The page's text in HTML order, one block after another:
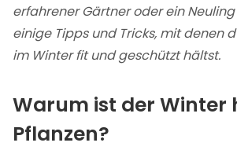
erfahrener Gärtner oder ein
einige Tipps und Tricks, mit denen
im Winter fit und geschützt hältst.
Warum ist der Winter
Pflanzen?